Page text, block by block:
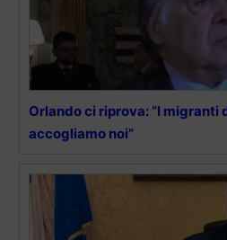
Orlando ci riprova: “I migranti
accogliamo noi”